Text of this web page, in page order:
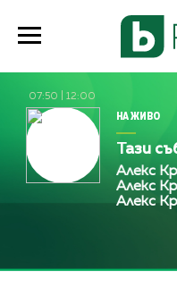
07:50 12:00
НА ЖИВО
Тази
Алекс
Алекс
Алекс